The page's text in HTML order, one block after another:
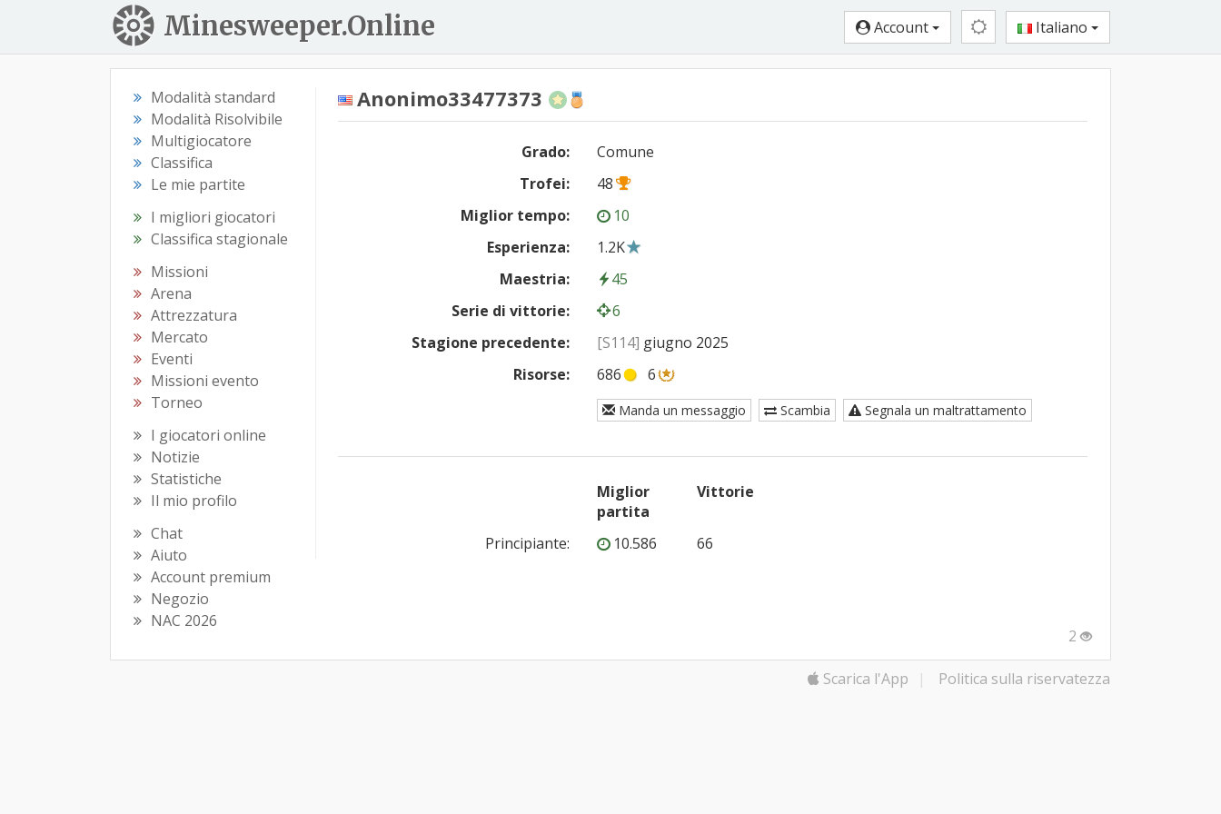
Minesweeper.Online Account Italiano
Modalità standard
Modalità Risolvibile
Multigiocatore
Classifica
Le mie partite
I migliori giocatori
Classifica stagionale
Missioni
Arena
Attrezzatura
Mercato
Eventi
Missioni evento
Torneo
I giocatori online
Notizie
Statistiche
Il mio profilo
Chat
Aiuto
Account premium
Negozio
NAC 2026
Anonimo33477373
Grado:
Comune
Trofei:
48
Miglior tempo:
10
Esperienza:
1.2K
Maestria:
45
Serie di vittorie:
6
Stagione precedente:
[S114] giugno 2025
Risorse:
686 6
Manda un messaggio Scambia Segnala un maltrattamento
Miglior
partita
Vittorie
Principiante: 10.586 66
2
Scarica l'App | Politica sulla riservatezza